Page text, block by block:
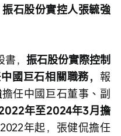
石股份實控人張毓強
， 振石股份實際控制
國巨石相關職務， 報
擔任中國巨石董事、副
年至2024年3月擔
年起，張健侃擔任